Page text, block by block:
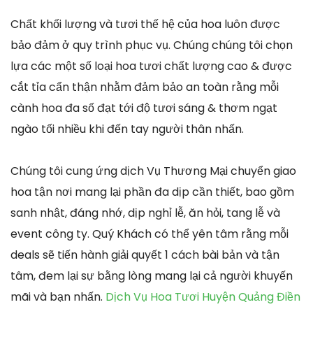
Chất khối lượng và tươi thế hệ của hoa luôn được
bảo đảm ở quy trình phục vụ. Chúng chúng tôi chọn
lựa các một số loại hoa tươi chất lượng cao & được
cắt tỉa cẩn thận nhằm đảm bảo an toàn rằng mỗi
cành hoa đa số đạt tới độ tươi sáng & thơm ngạt
ngào tối nhiều khi đến tay người thân nhấn.
Chúng tôi cung ứng dịch Vụ Thương Mại chuyển giao
hoa tận nơi mang lại phần đa dịp cần thiết, bao gồm
sanh nhật, đáng nhớ, dịp nghỉ lễ, ăn hỏi, tang lễ và
event công ty. Quý Khách có thể yên tâm rằng mỗi
deals sẽ tiến hành giải quyết 1 cách bài bản và tận
tâm, đem lại sự bằng lòng mang lại cả người khuyến
mãi và bạn nhấn. Dịch Vụ Hoa Tươi Huyện Quảng Điền